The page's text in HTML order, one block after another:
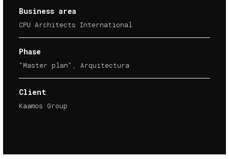
Business area
CPU Architects International
Phase
"Master plan", Arquitectura
Client
Kaamos Group